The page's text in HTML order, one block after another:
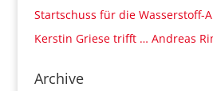
Startschuss für die Wasserstoff-
Kerstin Griese trifft … Andreas
Archive